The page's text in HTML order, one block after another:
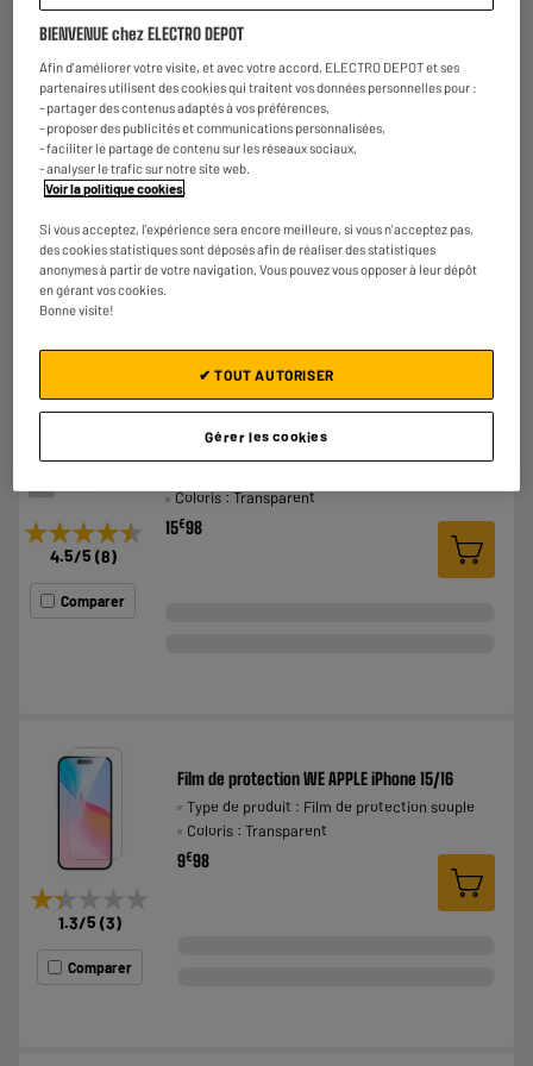
Comparer
★★★★★
★★★★★
4.5/5 (8)
Comparer
iPhone 14
Coloris : Transparent
15€98
★★★★★
★★★★★
1.3/5 (3)
Comparer
Film de protection WE APPLE iPhone 15/16
Type de produit : Film de protection souple
Coloris : Transparent
9€98
BIENVENUE chez ELECTRO DEPOT
Afin d'améliorer votre visite, et avec votre accord, ELECTRO DEPOT et ses
partenaires utilisent des cookies qui traitent vos données personnelles pour :
- partager des contenus adaptés à vos préférences,
- proposer des publicités et communications personnalisées,
- faciliter le partage de contenu sur les réseaux sociaux,
- analyser le trafic sur notre site web.
Voir la politique cookies.
Si vous acceptez, l'expérience sera encore meilleure, si vous n'acceptez pas,
des cookies statistiques sont déposés afin de réaliser des statistiques
anonymes à partir de votre navigation. Vous pouvez vous opposer à leur dépôt
en gérant vos cookies.
Bonne visite!
Gérer les cookies
✔ TOUT AUTORISER